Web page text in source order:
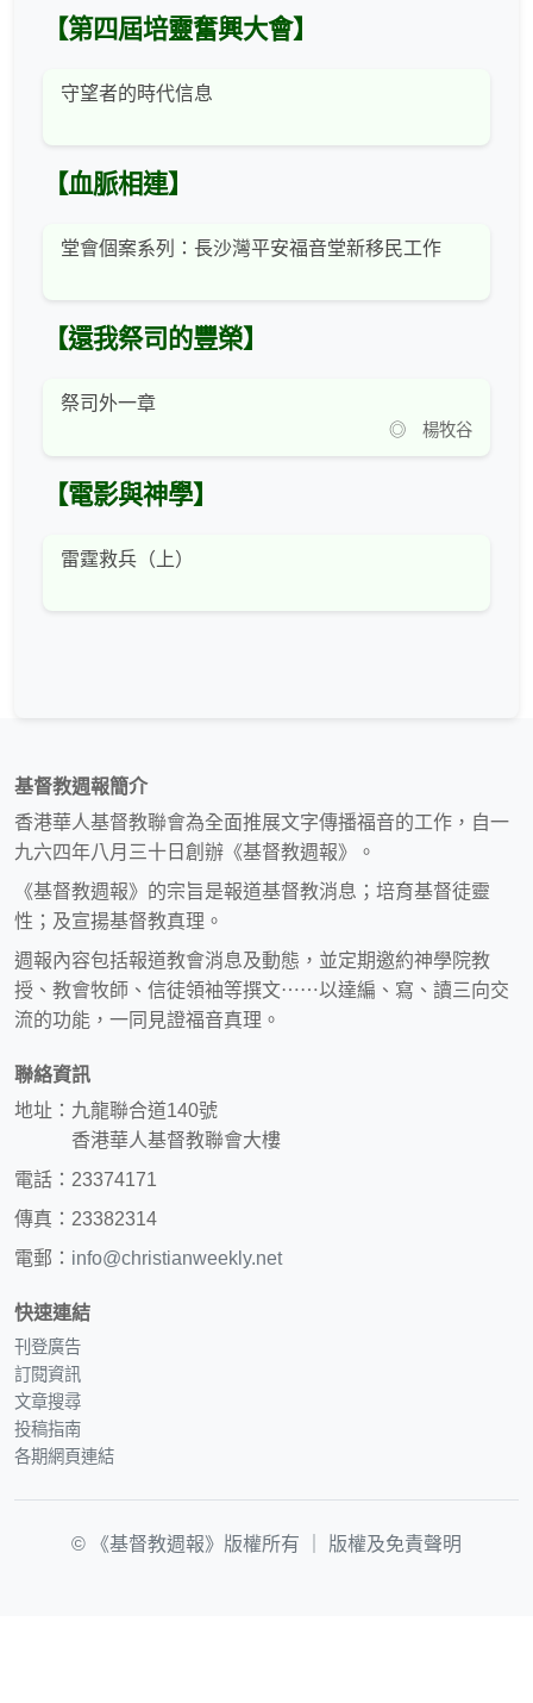
【第四屆培靈奮興大會】
守望者的時代信息
【血脈相連】
堂會個案系列：長沙灣平安福音堂新移民工作
【還我祭司的豐榮】
祭司外一章
◎ 楊牧谷
【電影與神學】
雷霆救兵（上）
基督教週報簡介
香港華人基督教聯會為全面推展文字傳播福音的工作，自一
九六四年八月三十日創辦《基督教週報》。
《基督教週報》的宗旨是報道基督教消息；培育基督徒靈
性；及宣揚基督教真理。
週報內容包括報道教會消息及動態，並定期邀約神學院教
授、教會牧師、信徒領袖等撰文⋯⋯以達編、寫、讀三向交
流的功能，一同見證福音真理。
聯絡資訊
地址：九龍聯合道140號
香港華人基督教聯會大樓
電話：23374171
傳真：23382314
電郵： info@christianweekly.net
快速連結
刊登廣告
訂閱資訊
文章搜尋
投稿指南
各期網頁連結
© 《基督教週報》版權所有 ｜ 版權及免責聲明